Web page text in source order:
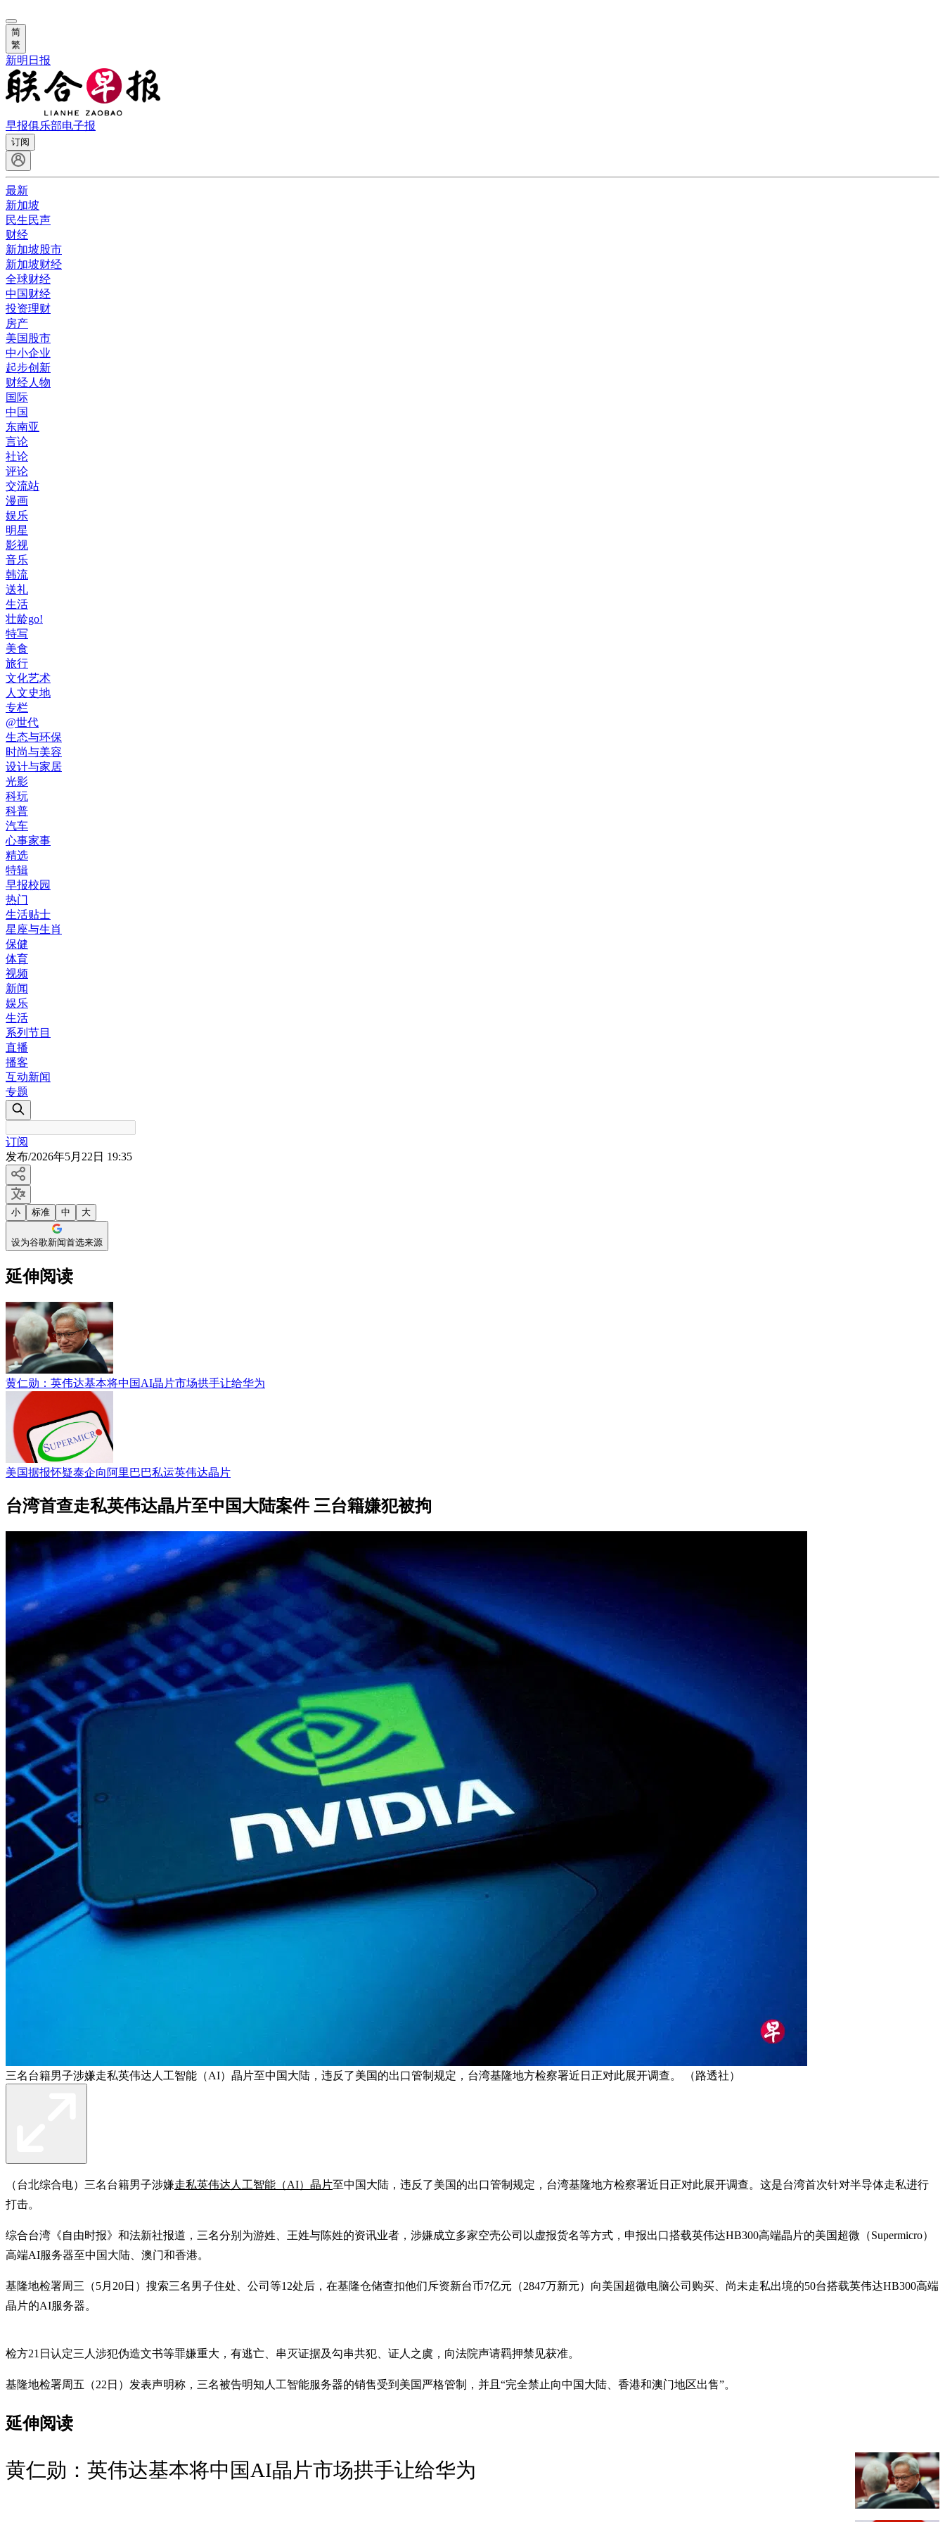
简
繁
新明日报
早报俱乐部电子报
订阅
最新
新加坡
民生民声
财经
新加坡股市
新加坡财经
全球财经
中国财经
投资理财
房产
美国股市
中小企业
起步创新
财经人物
国际
中国
东南亚
言论
社论
评论
交流站
漫画
娱乐
明星
影视
音乐
韩流
送礼
生活
壮龄go!
特写
美食
旅行
文化艺术
人文史地
专栏
@世代
生态与环保
时尚与美容
设计与家居
光影
科玩
科普
汽车
心事家事
精选
特辑
早报校园
热门
生活贴士
星座与生肖
保健
体育
视频
新闻
娱乐
生活
系列节目
直播
播客
互动新闻
专题
订阅
发布/2026年5月22日 19:35
小 标准 中 大
设为谷歌新闻首选来源
延伸阅读
黄仁勋：英伟达基本将中国AI晶片市场拱手让给华为
美国据报怀疑泰企向阿里巴巴私运英伟达晶片
台湾首查走私英伟达晶片至中国大陆案件 三台籍嫌犯被拘
三名台籍男子涉嫌走私英伟达人工智能（AI）晶片至中国大陆，违反了美国的出口管制规定，台湾基隆地方检察署近日正对此展开调查。 （路透社）
（台北综合电）三名台籍男子涉嫌走私英伟达人工智能（AI）晶片至中国大陆，违反了美国的出口管制规定，台湾基隆地方检察署近日正对此展开调查。这是台湾首次针对半导体走私进行
打击。
综合台湾《自由时报》和法新社报道，三名分别为游姓、王姓与陈姓的资讯业者，涉嫌成立多家空壳公司以虚报货名等方式，申报出口搭载英伟达HB300高端晶片的美国超微（Supermicro）
高端AI服务器至中国大陆、澳门和香港。
基隆地检署周三（5月20日）搜索三名男子住处、公司等12处后，在基隆仓储查扣他们斥资新台币7亿元（2847万新元）向美国超微电脑公司购买、尚未走私出境的50台搭载英伟达HB300高端
晶片的AI服务器。
检方21日认定三人涉犯伪造文书等罪嫌重大，有逃亡、串灭证据及勾串共犯、证人之虞，向法院声请羁押禁见获准。
基隆地检署周五（22日）发表声明称，三名被告明知人工智能服务器的销售受到美国严格管制，并且“完全禁止向中国大陆、香港和澳门地区出售”。
延伸阅读
黄仁勋：英伟达基本将中国AI晶片市场拱手让给华为